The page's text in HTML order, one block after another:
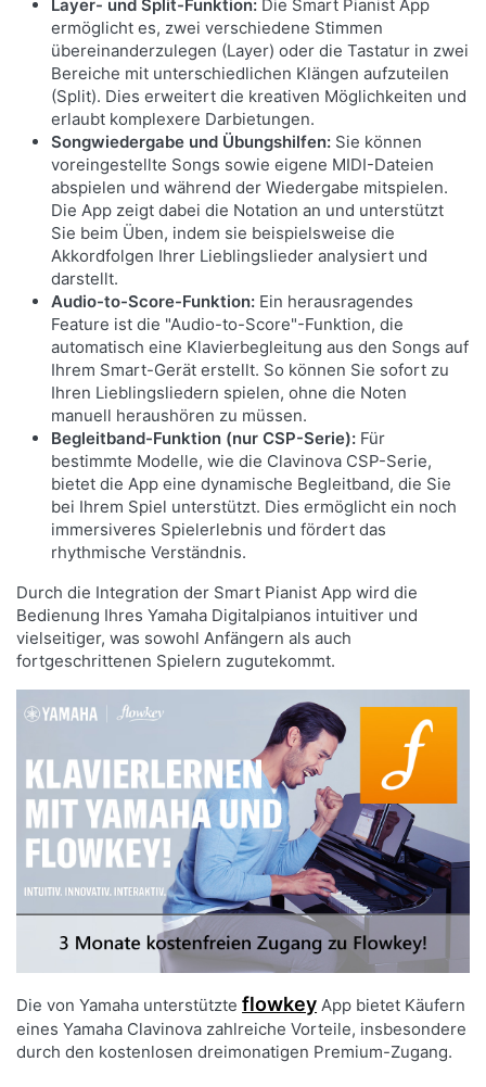
Layer- und Split-Funktion: Die Smart Pianist App
ermöglicht es, zwei verschiedene Stimmen
übereinanderzulegen (Layer) oder die Tastatur in zwei
Bereiche mit unterschiedlichen Klängen aufzuteilen
(Split). Dies erweitert die kreativen Möglichkeiten und
erlaubt komplexere Darbietungen.
Songwiedergabe und Übungshilfen: Sie können
voreingestellte Songs sowie eigene MIDI-Dateien
abspielen und während der Wiedergabe mitspielen.
Die App zeigt dabei die Notation an und unterstützt
Sie beim Üben, indem sie beispielsweise die
Akkordfolgen Ihrer Lieblingslieder analysiert und
darstellt.
Audio-to-Score-Funktion: Ein herausragendes
Feature ist die "Audio-to-Score"-Funktion, die
automatisch eine Klavierbegleitung aus den Songs auf
Ihrem Smart-Gerät erstellt. So können Sie sofort zu
Ihren Lieblingsliedern spielen, ohne die Noten
manuell heraushören zu müssen.
Begleitband-Funktion (nur CSP-Serie): Für
bestimmte Modelle, wie die Clavinova CSP-Serie,
bietet die App eine dynamische Begleitband, die Sie
bei Ihrem Spiel unterstützt. Dies ermöglicht ein noch
immersiveres Spielerlebnis und fördert das
rhythmische Verständnis.
Durch die Integration der Smart Pianist App wird die
Bedienung Ihres Yamaha Digitalpianos intuitiver und
vielseitiger, was sowohl Anfängern als auch
fortgeschrittenen Spielern zugutekommt.
Die von Yamaha unterstützteflowkey App bietet Käufern
eines Yamaha Clavinova zahlreiche Vorteile, insbesondere
durch den kostenlosen dreimonatigen Premium-Zugang.